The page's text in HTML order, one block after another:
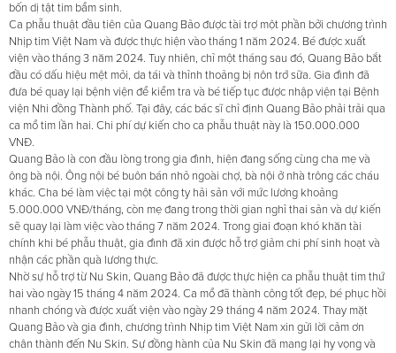
bốn dị tật tim bẩm sinh.
Ca phẫu thuật đầu tiên của Quang Bảo được tài trợ một phần bởi chương trình
Nhịp tim Việt Nam và được thực hiện vào tháng 1 năm 2024. Bé được xuất
viện vào tháng 3 năm 2024. Tuy nhiên, chỉ một tháng sau đó, Quang Bảo bắt
đầu có dấu hiệu mệt mỏi, da tái và thỉnh thoảng bị nôn trớ sữa. Gia đình đã
đưa bé quay lại bệnh viện để kiểm tra và bé tiếp tục được nhập viện tại Bệnh
viện Nhi đồng Thành phố. Tại đây, các bác sĩ chỉ định Quang Bảo phải trải qua
ca mổ tim lần hai. Chi phí dự kiến cho ca phẫu thuật này là 150.000.000
VNĐ.
Quang Bảo là con đầu lòng trong gia đình, hiện đang sống cùng cha mẹ và
ông bà nội. Ông nội bé buôn bán nhỏ ngoài chợ, bà nội ở nhà trông các cháu
khác. Cha bé làm việc tại một công ty hải sản với mức lương khoảng
5.000.000 VNĐ/tháng, còn mẹ đang trong thời gian nghỉ thai sản và dự kiến
sẽ quay lại làm việc vào tháng 7 năm 2024. Trong giai đoạn khó khăn tài
chính khi bé phẫu thuật, gia đình đã xin được hỗ trợ giảm chi phí sinh hoạt và
nhận các phần quà lương thực.
Nhờ sự hỗ trợ từ Nu Skin, Quang Bảo đã được thực hiện ca phẫu thuật tim thứ
hai vào ngày 15 tháng 4 năm 2024. Ca mổ đã thành công tốt đẹp, bé phục hồi
nhanh chóng và được xuất viện vào ngày 29 tháng 4 năm 2024. Thay mặt
Quang Bảo và gia đình, chương trình Nhịp tim Việt Nam xin gửi lời cảm ơn
chân thành đến Nu Skin. Sự đồng hành của Nu Skin đã mang lại hy vọng và